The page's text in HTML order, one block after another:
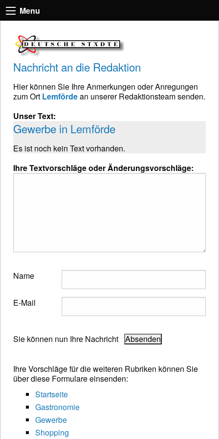
Menu
Nachricht an die Redaktion
Hier können Sie Ihre Anmerkungen oder Anregungen
zum Ort Lemfördean unserer Redaktionsteam senden.
Unser Text:
Gewerbe in Lemförde
Es ist noch kein Text vorhanden.
Ihre Textvorschläge oder Änderungsvorschläge:
Name
E-Mail
Sie können nun Ihre Nachricht
Ihre Vorschläge für die weiteren Rubriken können Sie
über diese Formulare einsenden:
Startseite
Gastronomie
Gewerbe
Shopping